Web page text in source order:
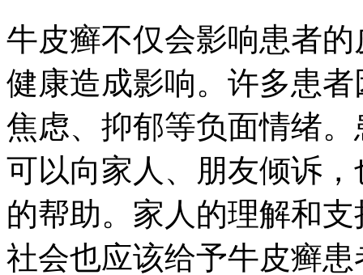
牛皮癣不仅会影响患者
健康造成影响。许多患
焦虑、抑郁等负面情绪
可以向家人、朋友倾诉
的帮助。家人的理解和
社会也应该给予牛皮癣